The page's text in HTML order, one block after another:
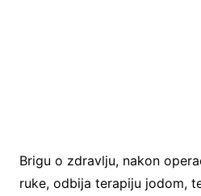
Brigu o zdravlju, nakon
ruke, odbija terapiju jodom,